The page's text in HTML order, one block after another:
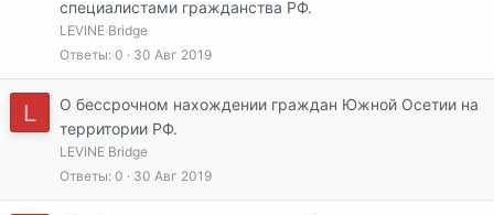
специалистами гражданства РФ.
LEVINE Bridge
Ответы 0 30 Авг 2019
L
О бессрочном нахождении граждан Южной Осетии на
территории РФ.
LEVINE Bridge
Ответы 0 30 Авг 2019